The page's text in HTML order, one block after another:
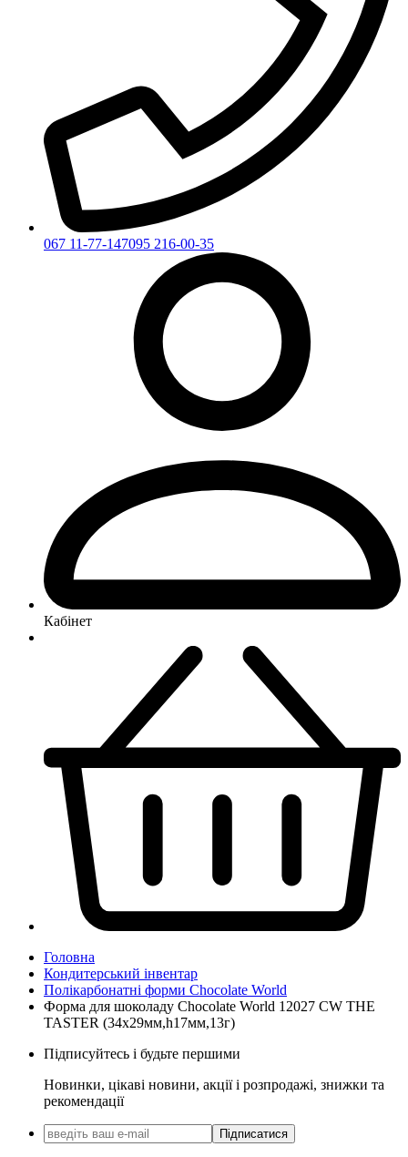
067 11-77-147095 216-00-35
Кабінет
Головна
Кондитерський інвентар
Полікарбонатні форми Chocolate World
Форма для шоколаду Chocolate World 12027 CW THE
TASTER (34х29мм,h17мм,13г)
Підписуйтесь і будьте першими
Новинки, цікаві новини, акції і розпродажі, знижки та
рекомендації
Підписатися